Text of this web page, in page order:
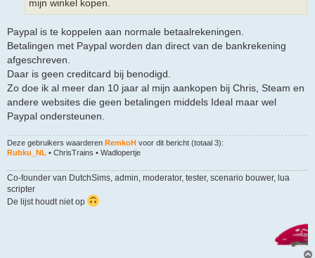
mijn winkel kopen.
Paypal is te koppelen aan normale betaalrekeningen.
Betalingen met Paypal worden dan direct van de bankrekening
afgeschreven.
Daar is geen creditcard bij benodigd.
Zo doe ik al meer dan 10 jaar al mijn aankopen bij Chris, Steam en
andere websites die geen betalingen middels Ideal maar wel
Paypal ondersteunen.
Deze gebruikers waarderen RemkoH voor dit bericht (totaal 3):
Rubku_NL • ChrisTrains • Wadlopertje
Co-founder van DutchSims, admin, moderator, tester, scenario bouwer, lua
scripter
De lijst houdt niet op